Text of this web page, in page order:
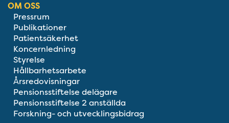
OM OSS
Pressrum
Publikationer
Patientsäkerhet
Koncernledning
Styrelse
Hållbarhetsarbete
Årsredovisningar
Pensionsstiftelse delägare
Pensionsstiftelse 2 anställda
Forskning- och utvecklingsbidrag